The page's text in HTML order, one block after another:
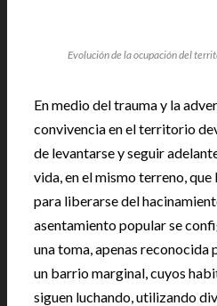
Evolución de la ocupación del
En medio del trauma y la
convivencia en el territorio
de levantarse y seguir
vida, en el mismo terreno,
para liberarse del
asentamiento popular se
una toma, apenas
un barrio marginal, cuyos
siguen luchando, utilizando